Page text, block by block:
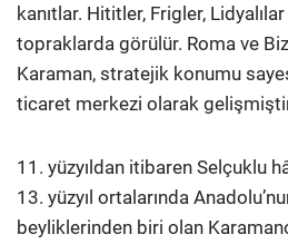
kanıtlar. Hititler, Frigler,
topraklarda görülür. Roma ve
Karaman, stratejik konumu
ticaret merkezi olarak
11. yüzyıldan itibaren Selçuklu
13. yüzyıl ortalarında
beyliklerinden biri olan